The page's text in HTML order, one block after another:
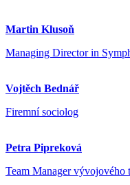
Martin Klusoň
Managing Director in
Vojtěch Bednář
Firemní sociolog
Petra Pipreková
Team Manager vývojového